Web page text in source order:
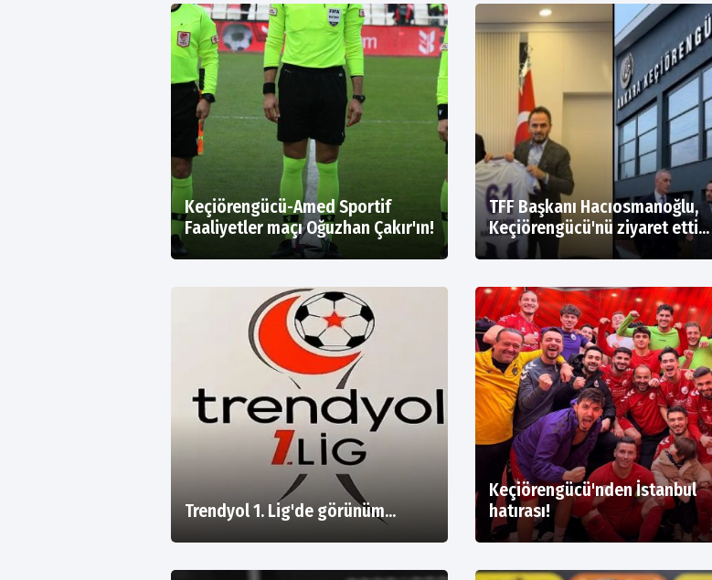
Keçiörengücü-Amed Sportif
Faaliyetler maçı Oğuzhan Çakır'ın!
TFF Başkanı Hacıosmanoğlu,
Keçiörengücü'nü ziyaret etti...
Trendyol 1. Lig'de görünüm...
Keçiörengücü'nden İstanbul
hatırası!